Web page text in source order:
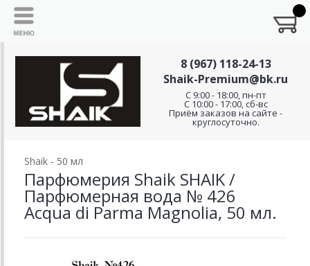
8 (967) 118-24-13
Shaik-Premium@bk.ru
C 9:00 - 18:00, пн-пт
С 10:00 - 17:00, сб-вс
Приём заказов на сайте -
круглосуточно.
Shaik - 50 мл
Парфюмерия Shaik SHAIK /
Парфюмерная вода № 426
Acqua di Parma Magnolia, 50 мл.